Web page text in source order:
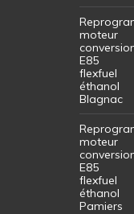
moteur
E85
flexfuel
éthanol
Blagnac
moteur
E85
flexfuel
éthanol
Pamiers